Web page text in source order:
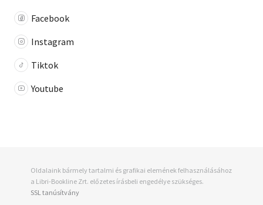
Facebook
Instagram
Tiktok
Youtube
Oldalaink bármely tartalmi és grafikai elemének felhasználásához
a Libri-Bookline Zrt. előzetes írásbeli engedélye szükséges.
SSL tanúsítvány